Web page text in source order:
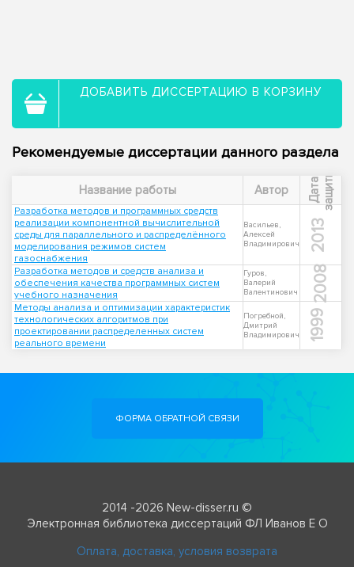
ДОБАВИТЬ ДИССЕРТАЦИЮ В КОРЗИНУ
Рекомендуемые диссертации данного раздела
Название работы Автор Д
а
т
а
з
а
щ
и
т ы
Разработка методов и программных средств
реализации компонентной вычислительной
среды для параллельного и распределённого
моделирования режимов систем
газоснабжения
Васильев,
Алексей
Владимирович
2013
Разработка методов и средств анализа и
обеспечения качества программных систем
учебного назначения
Гуров,
Валерий
Валентинович
2008
Методы анализа и оптимизации характеристик
технологических алгоритмов при
проектировании распределенных систем
реального времени
Погребной,
Дмитрий
Владимирович
1999
ФОРМА ОБРАТНОЙ СВЯЗИ
2014 -2026 New-disser.ru ©
Электронная библиотека диссертаций ФЛ Иванов Е О
Оплата, доставка, условия возврата